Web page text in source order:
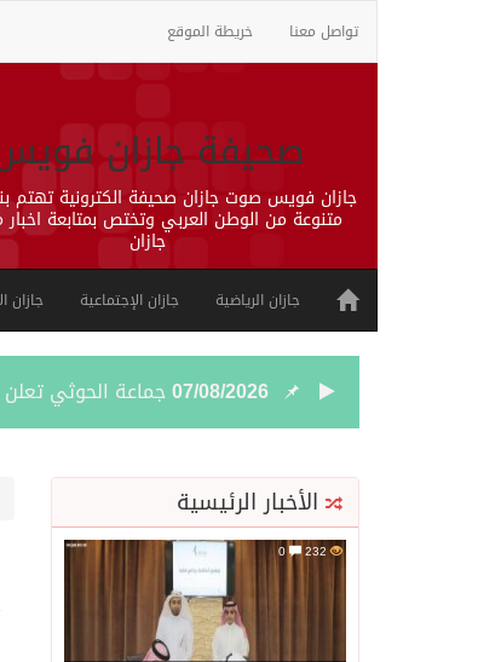
تواصل معنا خريطة الموقع
صحيفة جازان
جازان فويس صوت جازان صحيفة الكترونية تهتم
متنوعة من الوطن العربي وتختص بمتابعة
جازان
جازان الرياضية جازان الإجتماعية جازان
07/08/2026جماعة الحوثي
07/08/2026مقتل شخصين وإصابة 14 إثر انفجار عبوة ناسفة داخل حافلة في ريف دمشق
07/08/2026جراء عدوان الاحتلال
الأخبار الرئيسية
232